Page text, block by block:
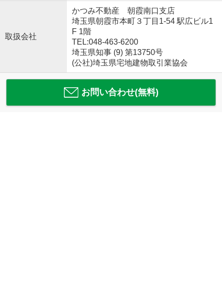
取扱会社
かつみ不動産 朝霞南口支店
埼玉県朝霞市本町３丁目1-54 駅広ビル1
F 1階
TEL:048-463-6200
埼玉県知事 (9) 第13750号
(公社)埼玉県宅地建物取引業協会
お問い合わせ(無料)